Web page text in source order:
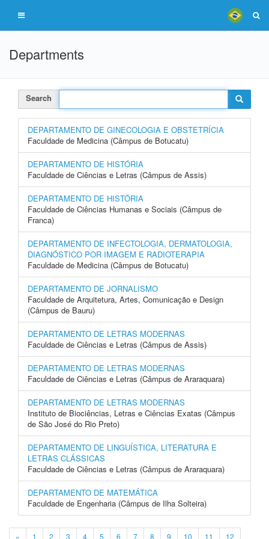
Departments
Search
DEPARTAMENTO DE GINECOLOGIA E OBSTETRÍCIA
Faculdade de Medicina (Câmpus de Botucatu)
DEPARTAMENTO DE HISTÓRIA
Faculdade de Ciências e Letras (Câmpus de Assis)
DEPARTAMENTO DE HISTÓRIA
Faculdade de Ciências Humanas e Sociais (Câmpus de
Franca)
DEPARTAMENTO DE INFECTOLOGIA, DERMATOLOGIA,
DIAGNÓSTICO POR IMAGEM E RADIOTERAPIA
Faculdade de Medicina (Câmpus de Botucatu)
DEPARTAMENTO DE JORNALISMO
Faculdade de Arquitetura, Artes, Comunicação e Design
(Câmpus de Bauru)
DEPARTAMENTO DE LETRAS MODERNAS
Faculdade de Ciências e Letras (Câmpus de Assis)
DEPARTAMENTO DE LETRAS MODERNAS
Faculdade de Ciências e Letras (Câmpus de Araraquara)
DEPARTAMENTO DE LETRAS MODERNAS
Instituto de Biociências, Letras e Ciências Exatas (Câmpus
de São José do Rio Preto)
DEPARTAMENTO DE LINGUÍSTICA, LITERATURA E
LETRAS CLÁSSICAS
Faculdade de Ciências e Letras (Câmpus de Araraquara)
DEPARTAMENTO DE MATEMÁTICA
Faculdade de Engenharia (Câmpus de Ilha Solteira)
« 1 2 3 4 5 6 7 8 9 10 11 12